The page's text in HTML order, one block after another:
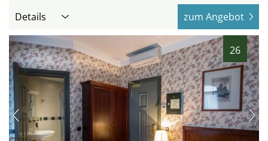
Details zum Angebot
26